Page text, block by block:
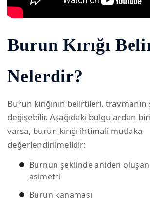
Burun Kırığı
Nelerdir?
Burun kırığının belirtileri,
değişebilir. Aşağıdaki bulgulardan
varsa, burun kırığı ihtimali mutlaka
değerlendirilmelidir:
Burnun şeklinde aniden
asimetri
Burun kanaması